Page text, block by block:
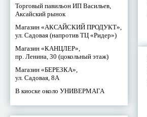
Торговый павильон ИП Васильев,
Аксайский рынок
Магазин «АКСАЙСКИЙ ПРОДУКТ»,
ул. Садовая (напротив ТЦ «Ридер»)
Магазин «КАНЦЛЕР»,
пр. Ленина, 30 (цокольный этаж)
Магазин «БЕРЕЗКА»,
ул. Садовая, 8А
В киоске около УНИВЕРМАГА